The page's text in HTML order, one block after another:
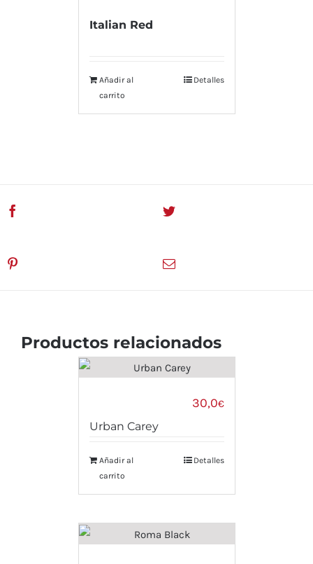
Italian Red
Añadir al
carrito
Detalles
Productos relacionados
30,0€
Urban Carey
Añadir al
carrito
Detalles